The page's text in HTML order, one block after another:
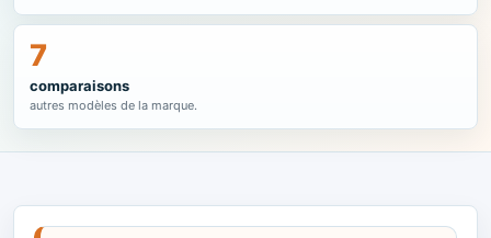
7
comparaisons
autres modèles de la marque.